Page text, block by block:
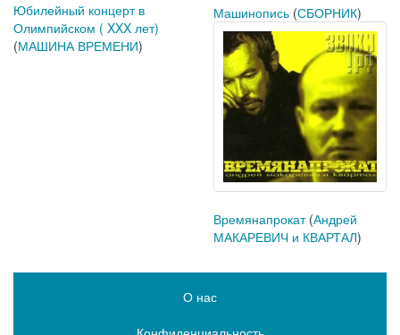
Юбилейный концерт в
Олимпийском ( XXX лет)
(МАШИНА ВРЕМЕНИ)
Машинопись (СБОРНИК)
Времянапрокат (Андрей
МАКАРЕВИЧ и КВАРТАЛ)
О нас